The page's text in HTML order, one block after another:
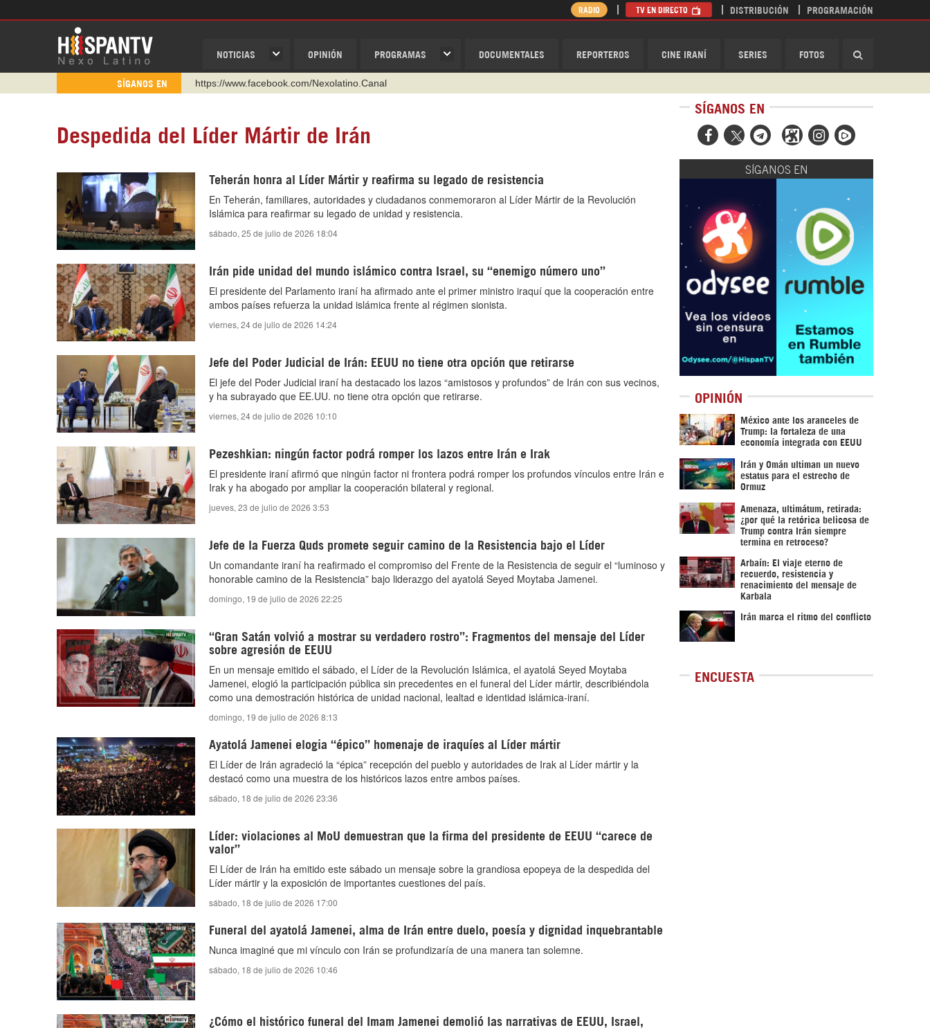
NOTICIAS OPINIÓN PROGRAMAS DOCUMENTALES REPORTEROS CINE IRANÍ SERIES FOTOS
RADIO TV EN DIRECTO DISTRIBUCIÓN PROGRAMACIÓN
SÍGANOS EN
https://www.facebook.com/Nexolatino.Canal
https://t.me/hispantvcanal
WhatsApp y Viber: +98 921 79 29 404
Instagram como: hispan_tv
Despedida del Líder Mártir de Irán
Teherán honra al Líder Mártir y reafirma su legado de resistencia
En Teherán, familiares, autoridades y ciudadanos conmemoraron al Líder Mártir de la Revolución
Islámica para reafirmar su legado de unidad y resistencia.
sábado, 25 de julio de 2026 18:04
Irán pide unidad del mundo islámico contra Israel, su “enemigo número uno”
El presidente del Parlamento iraní ha afirmado ante el primer ministro iraquí que la cooperación entre
ambos países refuerza la unidad islámica frente al régimen sionista.
viernes, 24 de julio de 2026 14:24
Jefe del Poder Judicial de Irán: EEUU no tiene otra opción que retirarse
El jefe del Poder Judicial iraní ha destacado los lazos “amistosos y profundos” de Irán con sus vecinos,
y ha subrayado que EE.UU. no tiene otra opción que retirarse.
viernes, 24 de julio de 2026 10:10
Pezeshkian: ningún factor podrá romper los lazos entre Irán e Irak
El presidente iraní afirmó que ningún factor ni frontera podrá romper los profundos vínculos entre Irán e
Irak y ha abogado por ampliar la cooperación bilateral y regional.
jueves, 23 de julio de 2026 3:53
Jefe de la Fuerza Quds promete seguir camino de la Resistencia bajo el Líder
Un comandante iraní ha reafirmado el compromiso del Frente de la Resistencia de seguir el “luminoso y
honorable camino de la Resistencia” bajo liderazgo del ayatolá Seyed Moytaba Jamenei.
domingo, 19 de julio de 2026 22:25
“Gran Satán volvió a mostrar su verdadero rostro”: Fragmentos del mensaje del Líder
sobre agresión de EEUU
En un mensaje emitido el sábado, el Líder de la Revolución Islámica, el ayatolá Seyed Moytaba
Jamenei, elogió la participación pública sin precedentes en el funeral del Líder mártir, describiéndola
como una demostración histórica de unidad nacional, lealtad e identidad islámica-iraní.
domingo, 19 de julio de 2026 8:13
Ayatolá Jamenei elogia “épico” homenaje de iraquíes al Líder mártir
El Líder de Irán agradeció la “épica” recepción del pueblo y autoridades de Irak al Líder mártir y la
destacó como una muestra de los históricos lazos entre ambos países.
sábado, 18 de julio de 2026 23:36
Líder: violaciones al MoU demuestran que la firma del presidente de EEUU “carece de
valor”
El Líder de Irán ha emitido este sábado un mensaje sobre la grandiosa epopeya de la despedida del
Líder mártir y la exposición de importantes cuestiones del país.
sábado, 18 de julio de 2026 17:00
Funeral del ayatolá Jamenei, alma de Irán entre duelo, poesía y dignidad inquebrantable
Nunca imaginé que mi vínculo con Irán se profundizaría de una manera tan solemne.
sábado, 18 de julio de 2026 10:46
¿Cómo el histórico funeral del Imam Jamenei demolió las narrativas de EEUU, Israel,
SÍGANOS EN
  
SÍGANOS EN
OPINIÓN
México ante los aranceles de
Trump: la fortaleza de una
economía integrada con EEUU
Irán y Omán ultiman un nuevo
estatus para el estrecho de
Ormuz
Amenaza, ultimátum, retirada:
¿por qué la retórica belicosa de
Trump contra Irán siempre
termina en retroceso?
Arbaín: El viaje eterno de
recuerdo, resistencia y
renacimiento del mensaje de
Karbala
Irán marca el ritmo del conflicto
ENCUESTA